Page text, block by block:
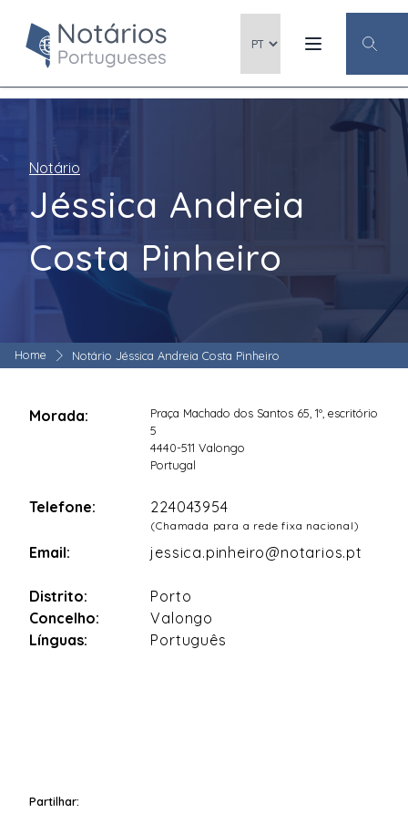
Notário
Jéssica Andreia
Costa Pinheiro
Home Notário Jéssica Andreia Costa Pinheiro
Morada:
Praça Machado dos Santos 65, 1º, escritório
5
4440-511 Valongo
Portugal
Telefone: 224043954
(Chamada para a rede fixa nacional)
Email: jessica.pinheiro@notarios.pt
Distrito:
Porto
Concelho:
Valongo
Línguas:
Português
Partilhar: